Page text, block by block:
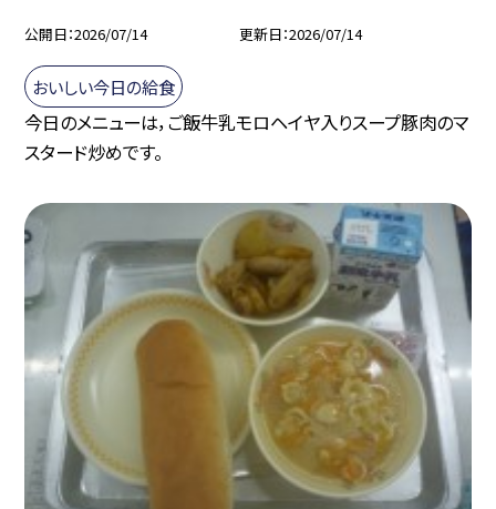
公開日 2026/07/14 更新日 2026/07/14
おいしい今日の給食
今日のメニューは，ご飯牛乳モロヘイヤ入りスープ豚肉のマ
スタード炒めです。